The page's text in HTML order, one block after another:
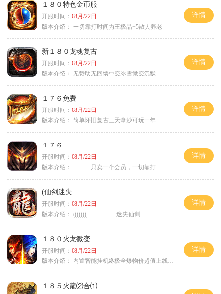
１８０特色金币服
开服时间： 08月/22日
版本介绍： 一切靠打时间为王极品+5散人养老
详情
新１８０龙魂复古
开服时间： 08月/22日
版本介绍： 无赞助无回馈中变冰雪微变沉默
详情
１７６免费
开服时间： 08月/22日
版本介绍： 简单怀旧复古三天拿沙可玩一年
详情
１７６
开服时间： 08月/22日
版本介绍：
只卖一个会员，一切靠打
详情
(仙剑迷失
开服时间： 08月/22日
版本介绍： ((((((( 迷失仙剑 )))))
详情
１８０火龙微变
开服时间： 08月/22日
版本介绍：
内置智能挂机终极全爆物价超值上线送神器
详情
１８５火龍⑵合⑴